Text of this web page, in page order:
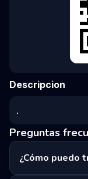
Descripcion
.
Preguntas
¿Cómo puedo